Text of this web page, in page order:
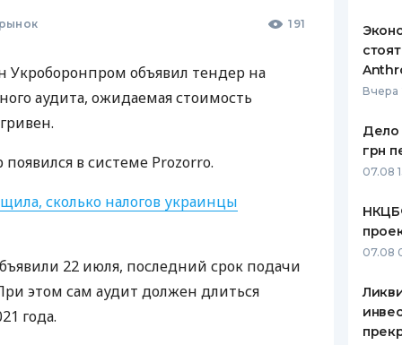
191
Укроборонпром объявил тендер на
аудита, ожидаемая стоимость
в системе Prozorro.
сколько налогов украинцы
22 июля, последний срок подачи
этом сам аудит должен длиться
года.
Вчера
Дело
грн
07.08
07.08